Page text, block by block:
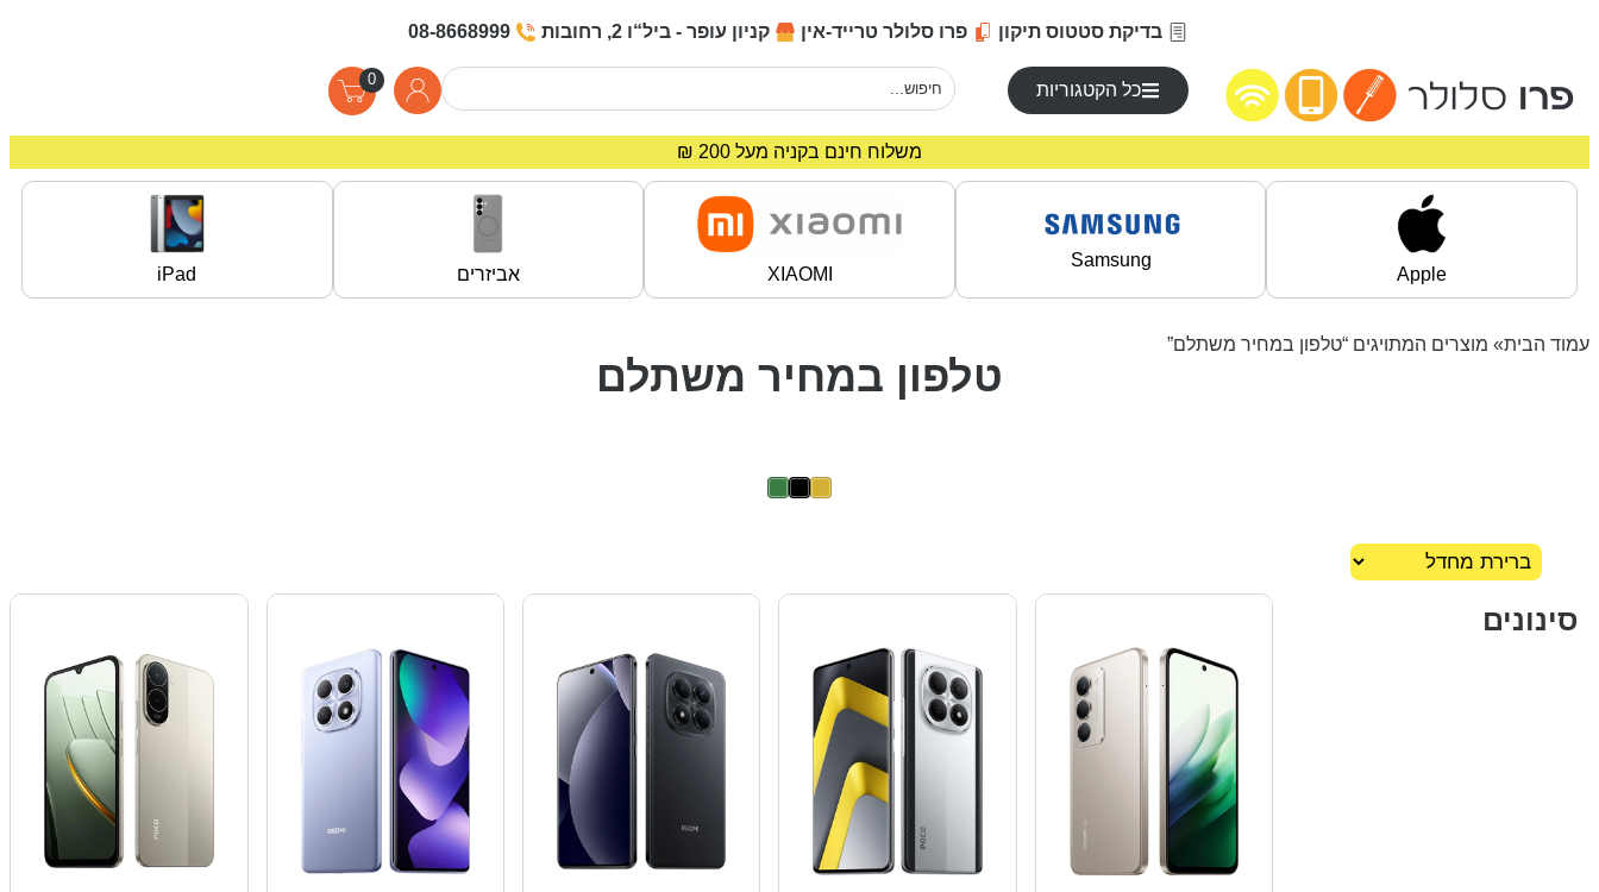
בדיקת סטטוס תיקון פרו סלולר טרייד-אין קניון עופר - ביל“ו 2, רחובות 08-8668999
כל הקטגוריות
0
משלוח חינם בקניה מעל 200 ₪
מחירים מיוחדים לרוכשים באתר!
Apple
Samsung
XIAOMI אביזרים iPad
עמוד הבית» מוצרים המתויגים “טלפון במחיר משתלם”
טלפון במחיר משתלם
סינונים